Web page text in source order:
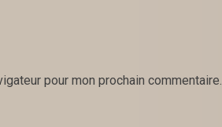
pour mon prochain commentaire.